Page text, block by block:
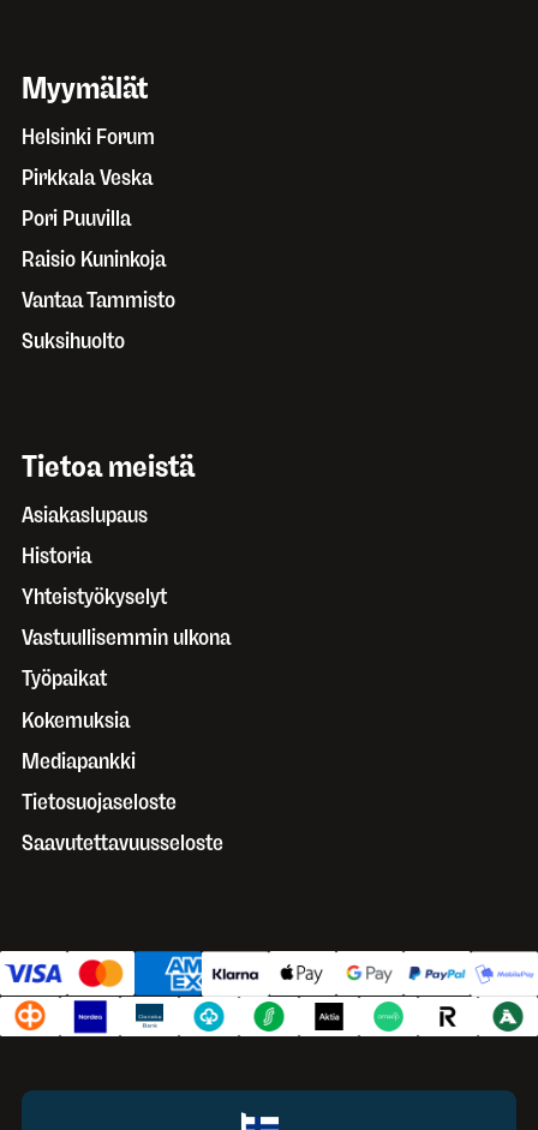
Myymälät
Helsinki Forum
Pirkkala Veska
Pori Puuvilla
Raisio Kuninkoja
Vantaa Tammisto
Suksihuolto
Tietoa meistä
Asiakaslupaus
Historia
Yhteistyökyselyt
Vastuullisemmin ulkona
Työpaikat
Kokemuksia
Mediapankki
Tietosuojaseloste
Saavutettavuusseloste